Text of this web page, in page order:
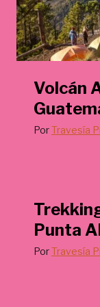
Volcán
PorTravesía
Punta
PorTravesía